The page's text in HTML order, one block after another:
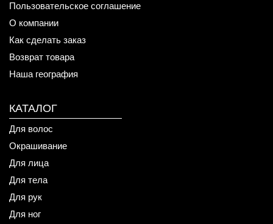
Пользовательское соглашение
О компании
Как сделать заказ
Возврат товара
Наша география
КАТАЛОГ
Для волос
Окрашивание
Для лица
Для тела
Для рук
Для ног